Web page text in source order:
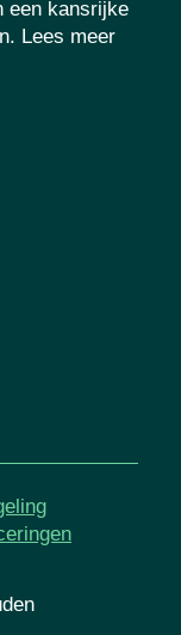
een kansrijke
Lees meer